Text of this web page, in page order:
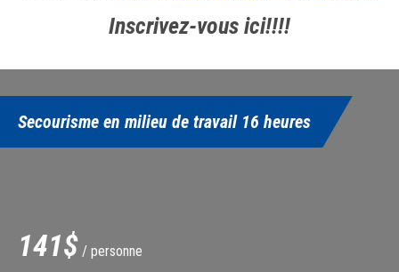
Inscrivez-vous ici!!!!
Secourisme en milieu de travail 16 heures
141$ / personne